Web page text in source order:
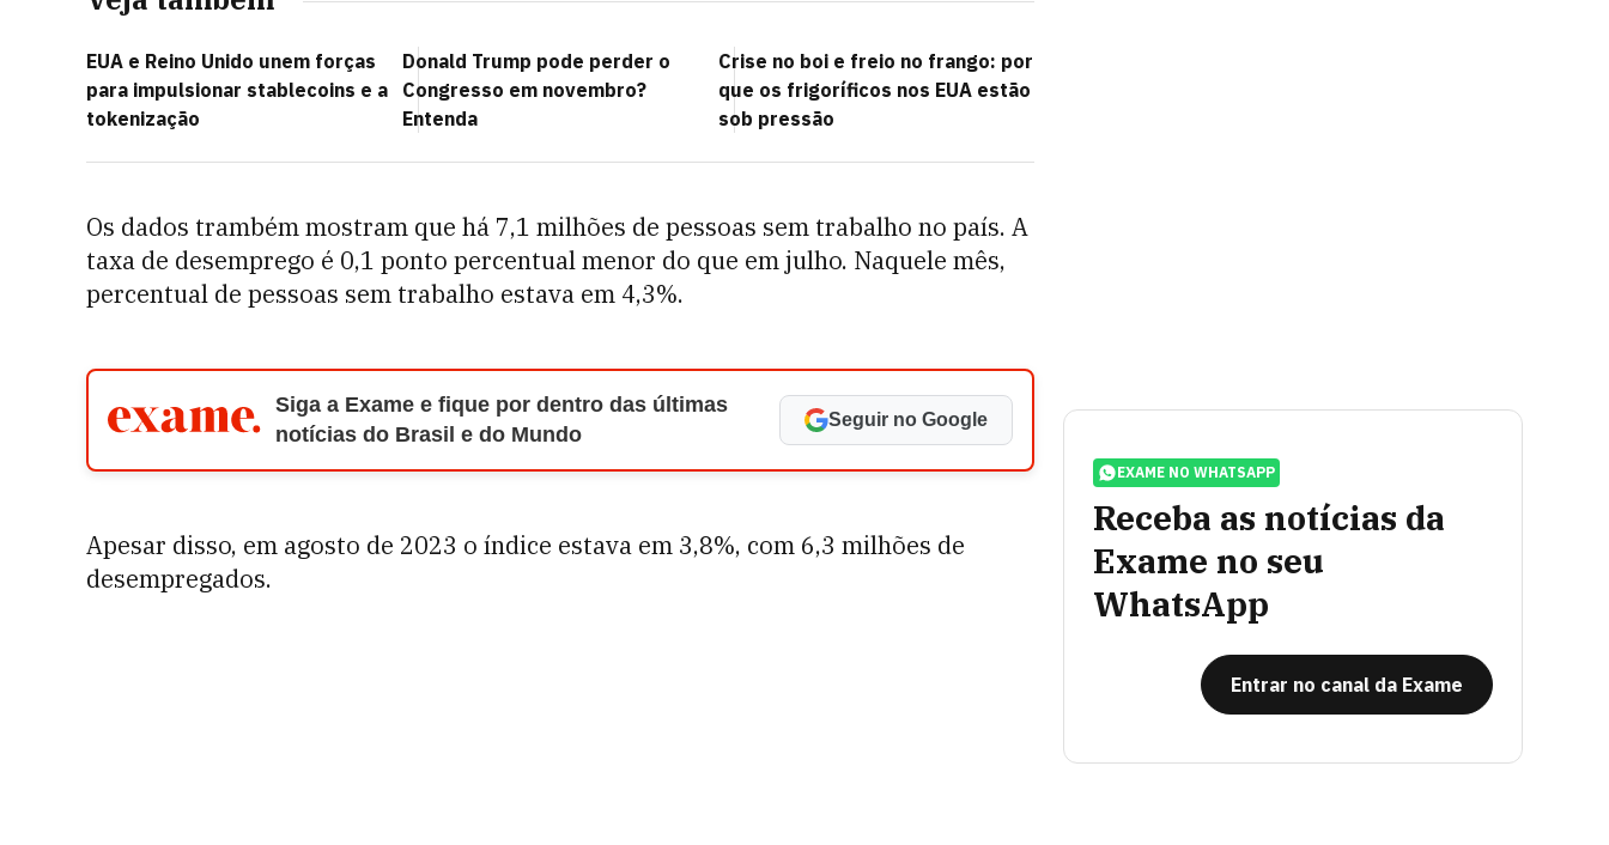
EUA e Reino Unido unem forças
para impulsionar stablecoins e a
tokenização
Donald Trump pode perder o
Congresso em novembro?
Entenda
Crise no boi e freio no frango: por
que os frigoríficos nos EUA estão
sob pressão
Os dados trambém mostram que há 7,1 milhões de pessoas sem trabalho no país. A
taxa de desemprego é 0,1 ponto percentual menor do que em julho. Naquele mês,
percentual de pessoas sem trabalho estava em 4,3%.
Siga a Exame e fique por dentro das últimas
notícias do Brasil e do Mundo
Seguir no Google
Apesar disso, em agosto de 2023 o índice estava em 3,8%, com 6,3 milhões de
desempregados.
EXAME NO WHATSAPP
Receba as notícias da
Exame no seu
WhatsApp
Entrar no canal da Exame